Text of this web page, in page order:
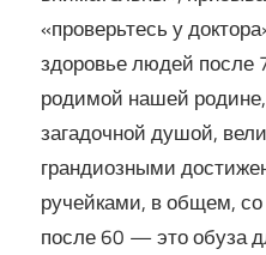
«проверьтесь у
здоровье людей после
родимой нашей
загадочной душой,
грандиозными
ручейками, в общем,
после 60 — это обуза